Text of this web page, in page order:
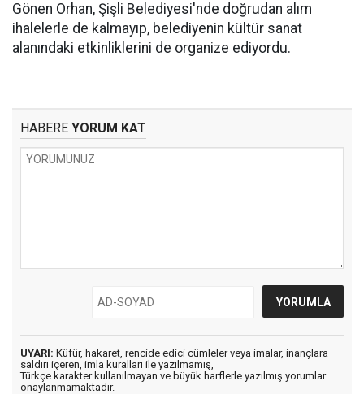
Gönen Orhan, Şişli Belediyesi'nde doğrudan alım
ihalelerle de kalmayıp, belediyenin kültür sanat
alanındaki etkinliklerini de organize ediyordu.
HABERE YORUM KAT
UYARI: Küfür, hakaret, rencide edici cümleler veya imalar, inançlara
saldırı içeren, imla kuralları ile yazılmamış,
Türkçe karakter kullanılmayan ve büyük harflerle yazılmış yorumlar
onaylanmamaktadır.